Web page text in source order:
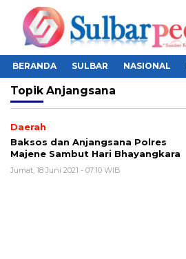
BERANDA SULBAR NASIONAL
Topik Anjangsana
Daerah
Baksos dan Anjangsana Polres
Majene Sambut Hari Bhayangkara
Jumat, 18 Juni 2021 - 07:10 WIB